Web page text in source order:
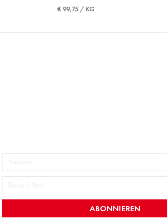
€ 99,75 / KG
ABONNIEREN